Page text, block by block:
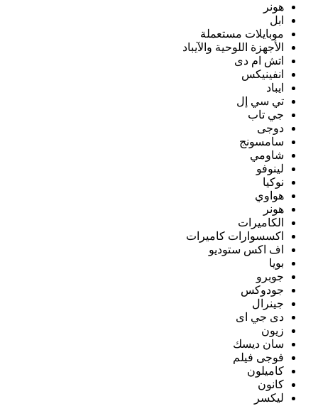
هونر
ابل
موبايلات مستعملة
الأجهزة اللوحية والآيباد
اتش ام دى
انفينيكس
ايباد
تي سي إل
جي تاب
دوجى
سامسونج
شاومي
لينوفو
نوكيا
هواوي
هونر
الكاميرات
اكسسوارات كاميرات
اف اكس ستوديو
بويا
جوبرو
جودوكس
جينرال
دى جي اى
زيون
سان ديسك
فوجى فيلم
كاميلون
كانون
ليكسر